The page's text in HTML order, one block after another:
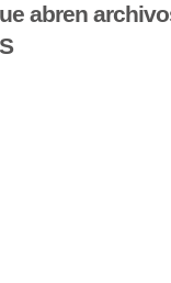
abren